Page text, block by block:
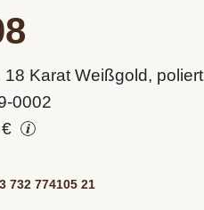
18 Karat Weißgold, poliert
0002
732 774105 21